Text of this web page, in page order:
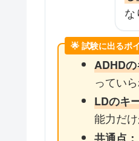
な
🌟 試験に出るポ
ADHD
ってい
LDのキ
能力だけ